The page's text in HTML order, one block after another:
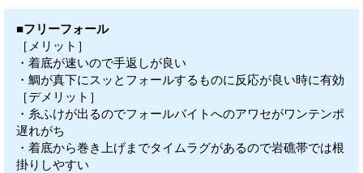
■フリーフォール
［メリット］
・着底が速いので手返しが良い
・鯛が真下にスッとフォールするものに反応が良い時に有効
［デメリット］
・糸ふけが出るのでフォールバイトへのアワセがワンテンポ
遅れがち
・着底から巻き上げまでタイムラグがあるので岩礁帯では根
掛りしやすい